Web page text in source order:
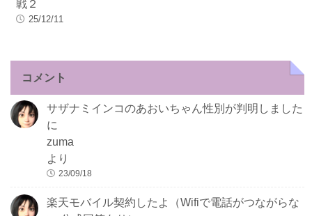
戦２
25/12/11
コメント
サザナミインコのあおいちゃん性別が判明しました
に
zuma
より
23/09/18
楽天モバイル契約したよ（Wifiで電話がつながらな